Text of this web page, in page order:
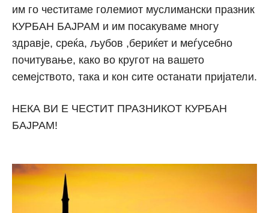
им го честитаме големиот муслимански празник
КУРБАН БАЈРАМ и им посакуваме многу
здравје, среќа, љубов ,бериќет и меѓусебно
почитување, како во кругот на вашето
семејството, така и кон сите останати пријатели.
НЕКА ВИ Е ЧЕСТИТ ПРАЗНИКОТ КУРБАН
БАЈРАМ!